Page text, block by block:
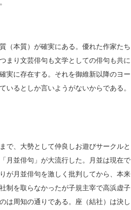
（本質）が確実にある。優れた作家たち
まり文芸俳句も文学としての俳句も共に
実に存在する。それを御維新以降のヨー
るとしか言いようがないからである。
で、大勢として仲良しお遊びサークルと
月並俳句」が大流行した。月並は現在で
が月並俳句を激しく批判してから、本来
制を取らなかったが子規主宰で高浜虚子
は周知の通りである。座（結社）は決し